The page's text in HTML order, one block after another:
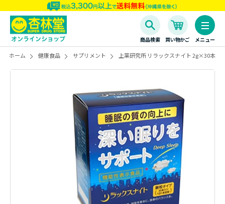
商品検索 買い物かご メニュー
ホーム 健康食品 サプリメント 上薬研究所 リラックスナイト 2g×30本